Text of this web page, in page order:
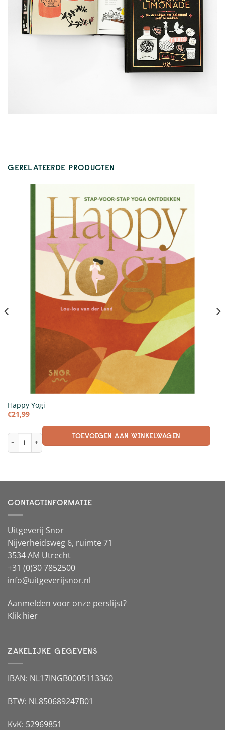
GERELATEERDE PRODUCTEN
Happy Yogi
€21,99
Happy Yogi aantal TOEVOEGEN AAN WINKELWAGEN
CONTACTINFORMATIE
Uitgeverij Snor
Nijverheidsweg 6, ruimte 71
3534 AM Utrecht
+31 (0)30 7852500
info@uitgeverijsnor.nl
Aanmelden voor onze perslijst?
Klik hier
ZAKELIJKE GEGEVENS
IBAN: NL17INGB0005113360
BTW: NL850689247B01
KvK: 52969851